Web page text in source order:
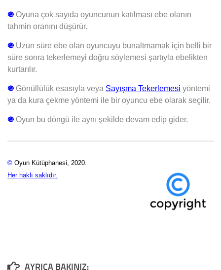
֍ Oyuna çok sayıda oyuncunun katılması ebe olanın
tahmin oranını düşürür.
֍ Uzun süre ebe olan oyuncuyu bunaltmamak için belli bir
süre sonra tekerlemeyi doğru söylemesi şartıyla ebelikten
kurtarılır.
֍ Gönüllülük esasıyla veya Sayışma Tekerlemesi yöntemi
ya da kura çekme yöntemi ile bir oyuncu ebe olarak seçilir.
֍ Oyun bu döngü ile aynı şekilde devam edip gider.
© Oyun Kütüphanesi, 2020.
Her haklı saklıdır.